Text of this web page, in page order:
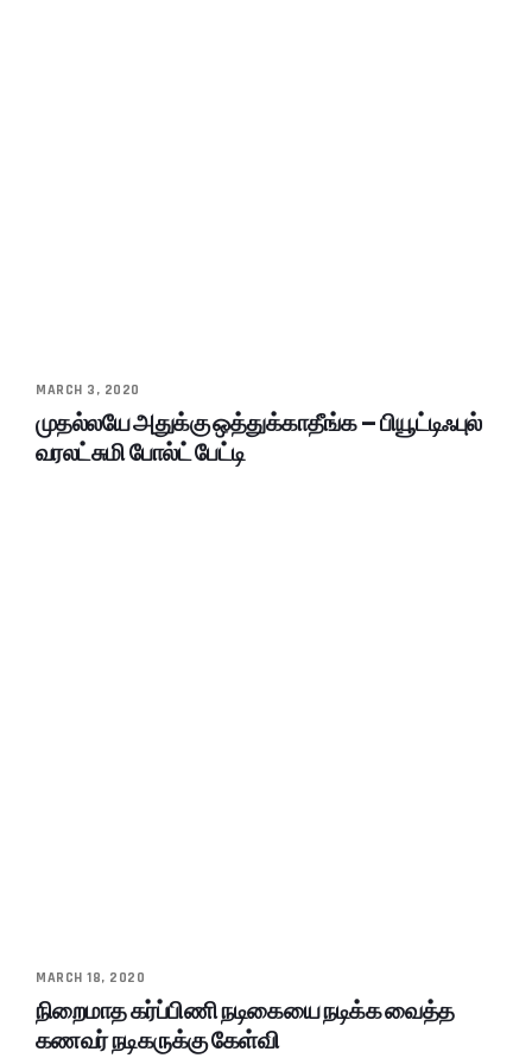
MARCH 3, 2020
முதல்லயே அதுக்கு ஒத்துக்காதீங்க – பியூட்டிஃபுல்
வரலட்சுமி போல்ட் பேட்டி
MARCH 18, 2020
நிறைமாத கர்ப்பிணி நடிகையை நடிக்க வைத்த
கணவர் நடிகருக்கு கேள்வி